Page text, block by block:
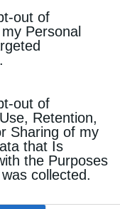
third parties.
out of
Personal
out of
Retention,
Sharing of my
that Is
the Purposes
collected.